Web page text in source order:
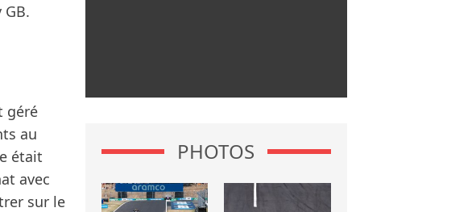
géré
au
était
avec
sur le
PHOTOS